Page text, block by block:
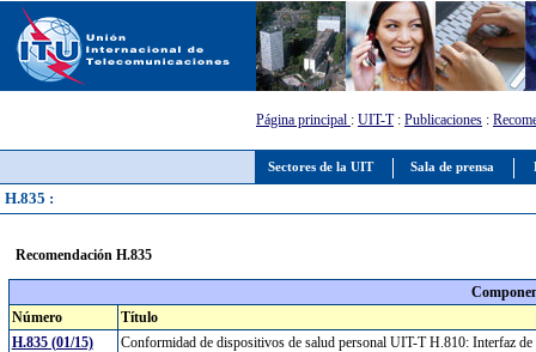
Sectores de la UIT Sala de prensa
Página principal : UIT-T: Publicaciones :
H.835 :
Recomendación H.835
Número
Título
H.835 (01/15)
Conformidad de dispositivos de salud personal UIT-T H.810: Interfaz